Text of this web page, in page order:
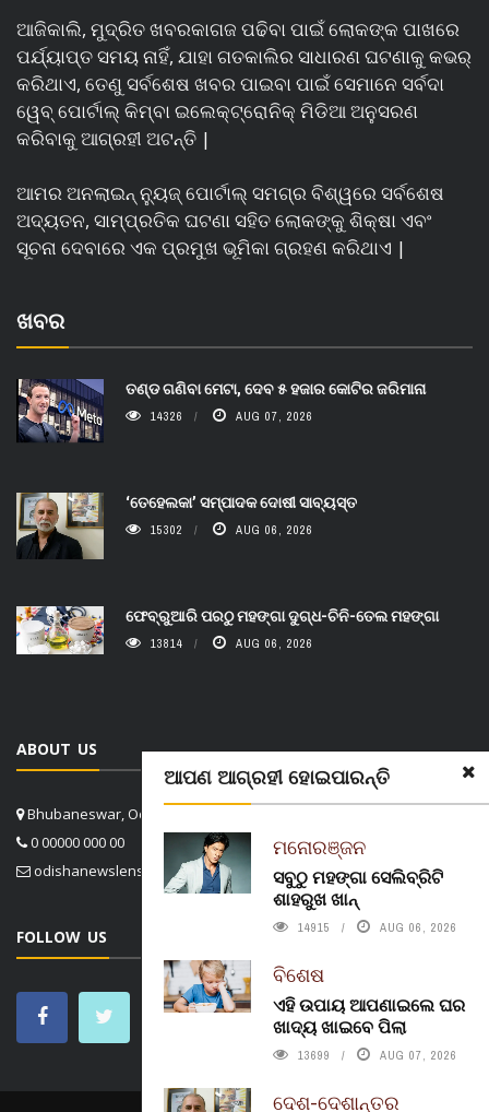
ଆପଣ ଆଗ୍ରହୀ ହୋଇପାରନ୍ତି
ମନୋରଞ୍ଜନ
ସବୁଠୁ ମହଙ୍ଗା ସେଲିବ୍ରିଟି
ଶାହରୁଖ ଖାନ୍
14915 AUG 06, 2026
ବିଶେଷ
ଏହି ଉପାୟ ଆପଣାଇଲେ ଘର
ଖାଦ୍ୟ ଖାଇବେ ପିଲା
13699 AUG 07, 2026
ଦେଶ-ଦେଶାନ୍ତର
ଆଜିକାଲି, ମୁଦ୍ରିତ ଖବରକାଗଜ ପଢିବା ପାଇଁ ଲୋକଙ୍କ ପାଖରେ
ପର୍ଯ୍ୟାପ୍ତ ସମୟ ନାହିଁ, ଯାହା ଗତକାଲିର ସାଧାରଣ ଘଟଣାକୁ କଭର୍
କରିଥାଏ, ତେଣୁ ସର୍ବଶେଷ ଖବର ପାଇବା ପାଇଁ ସେମାନେ ସର୍ବଦା
ୱେବ୍ ପୋର୍ଟାଲ୍ କିମ୍ବା ଇଲେକ୍ଟ୍ରୋନିକ୍ ମିଡିଆ ଅନୁସରଣ
କରିବାକୁ ଆଗ୍ରହୀ ଅଟନ୍ତି |
ଆମର ଅନଲାଇନ୍ ନ୍ୟୁଜ୍ ପୋର୍ଟାଲ୍ ସମଗ୍ର ବିଶ୍ୱରେ ସର୍ବଶେଷ
ଅଦ୍ୟତନ, ସାମ୍ପ୍ରତିକ ଘଟଣା ସହିତ ଲୋକଙ୍କୁ ଶିକ୍ଷା ଏବଂ
ସୂଚନା ଦେବାରେ ଏକ ପ୍ରମୁଖ ଭୂମିକା ଗ୍ରହଣ କରିଥାଏ |
ଖବର
ତଣ୍ଡ ଗଣିବା ମେଟା, ଦେବ ୫ ହଜାର କୋଟିର ଜରିମାନା
14326 AUG 07, 2026
‘ତେହେଲକା’ ସମ୍ପାଦକ ଦୋଷୀ ସାବ୍ୟସ୍ତ
15302 AUG 06, 2026
ଫେବ୍ରୁଆରି ପରଠୁ ମହଙ୍ଗା ଦୁଗ୍ଧ-ଚିନି-ତେଲ ମହଙ୍ଗା
13814 AUG 06, 2026
ABOUT US
Bhubaneswar, Odisha, India
0 00000 000 00
odishanewslens@gmail.com
FOLLOW US